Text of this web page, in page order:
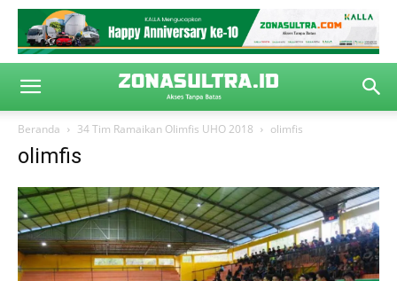
Beranda 34 Tim Ramaikan Olimfis UHO 2018 olimfis
olimfis